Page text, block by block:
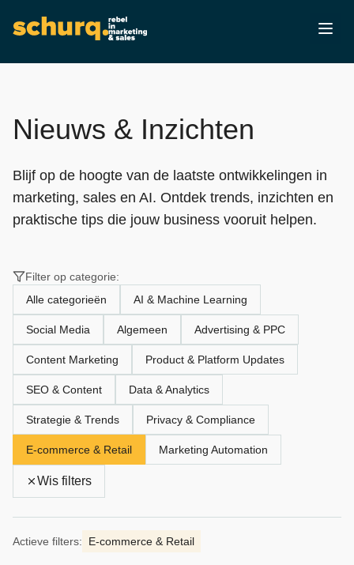
Nieuws & Inzichten
Blijf op de hoogte van de laatste ontwikkelingen in
marketing, sales en AI. Ontdek trends, inzichten en
praktische tips die jouw business vooruit helpen.
Filter op categorie:
Alle categorieën
AI & Machine Learning
Social Media Algemeen Advertising & PPC
Content Marketing Product & Platform Updates
SEO & Content Data & Analytics
Strategie & Trends Privacy & Compliance
E‑commerce & Retail Marketing Automation
Wis filters
Actieve filters: E‑commerce & Retail